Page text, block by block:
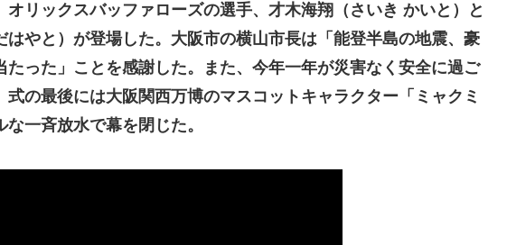
リックスバッファローズの選手、才木海翔（さいき かいと）と
やと）が登場した。大阪市の横山市長は「能登半島の地震、豪
った」ことを感謝した。また、今年一年が災害なく安全に過ご
の最後には大阪関西万博のマスコットキャラクター「ミャクミ
一斉放水で幕を閉じた。